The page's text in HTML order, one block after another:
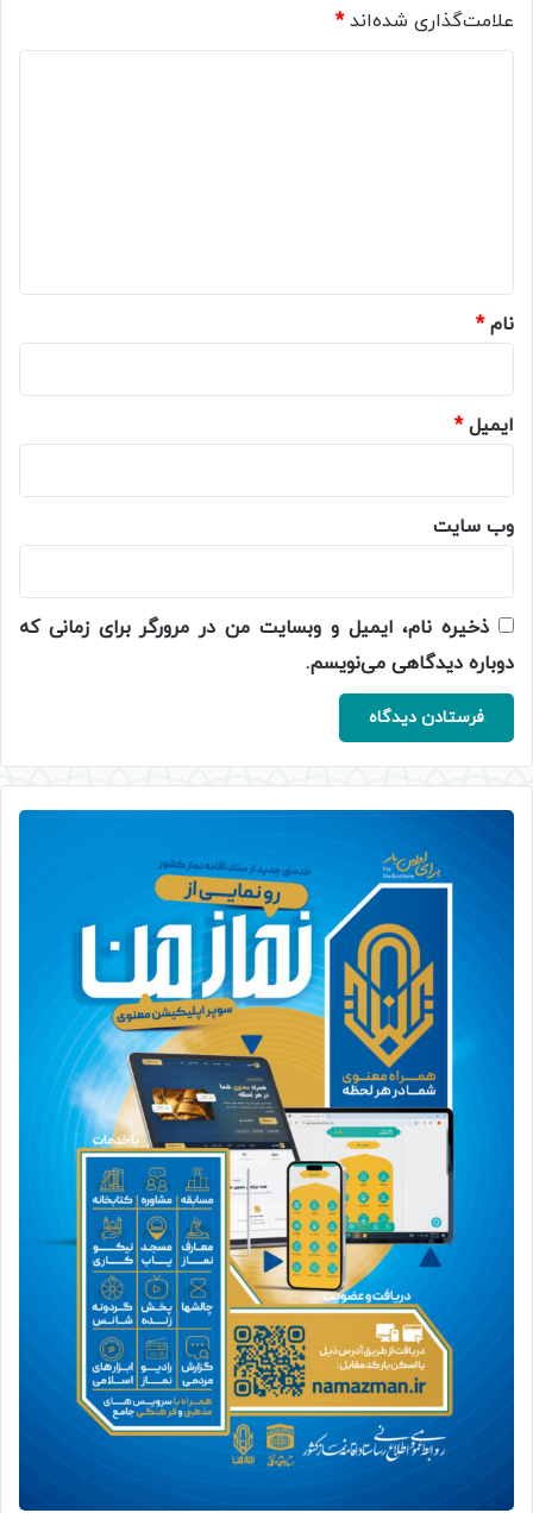
علامت‌گذاری شده‌اند*
نام*
ایمیل*
وب‌ سایت
ذخیره نام، ایمیل و وبسایت من در مرورگر برای زمانی که
دوباره دیدگاهی می‌نویسم.